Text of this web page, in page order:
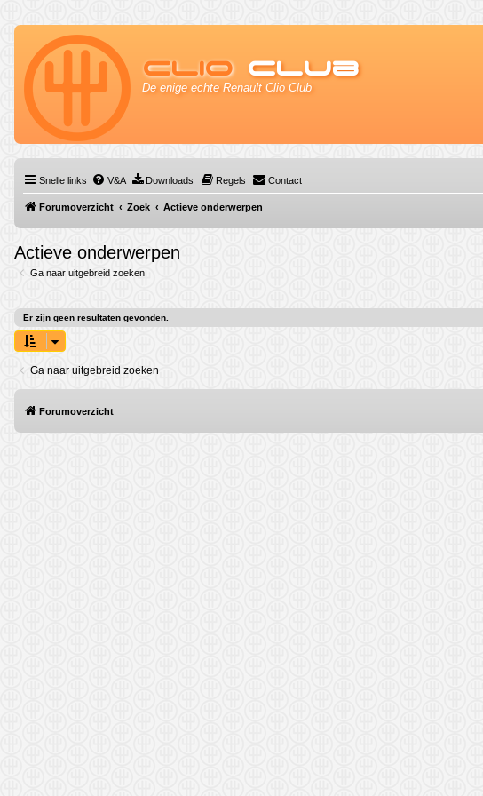
Clio Club
De enige echte Renault Clio Club
Snelle links V&A Downloads Regels Contact
Forumoverzicht Zoek Actieve onderwerpen
Actieve onderwerpen
Ga naar uitgebreid zoeken
Er zijn geen resultaten gevonden.
Ga naar uitgebreid zoeken
Forumoverzicht